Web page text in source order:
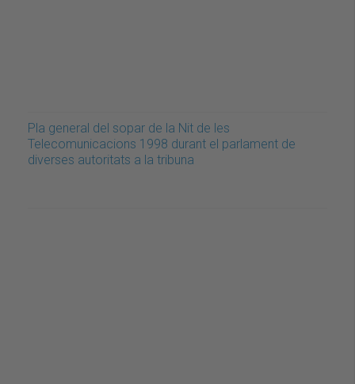
Pla general del sopar de la Nit de les
Telecomunicacions 1998 durant el parlament de
diverses autoritats a la tribuna